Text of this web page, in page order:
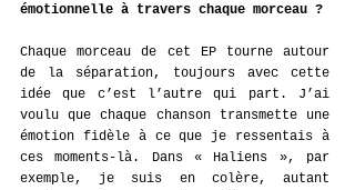
émotionnelle à travers chaque morceau ?
Chaque morceau de cet EP tourne autour
de la séparation, toujours avec cette
idée que c’est l’autre qui part. J’ai
voulu que chaque chanson transmette une
émotion fidèle à ce que je ressentais à
ces moments-là. Dans « Haliens », par
exemple, je suis en colère, autant